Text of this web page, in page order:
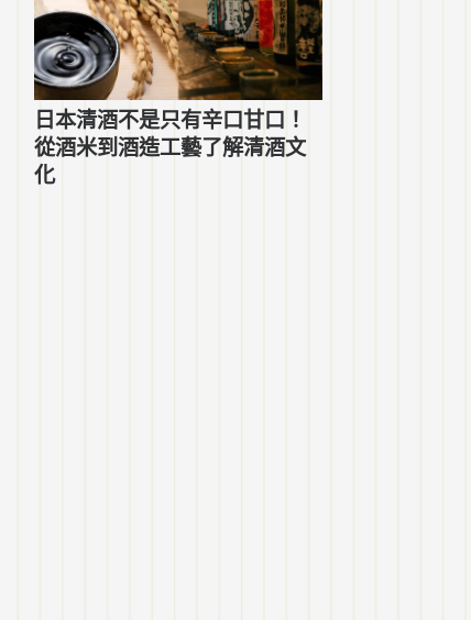
日本清酒不是只有辛口甘口！
從酒米到酒造工藝了解清酒文
化